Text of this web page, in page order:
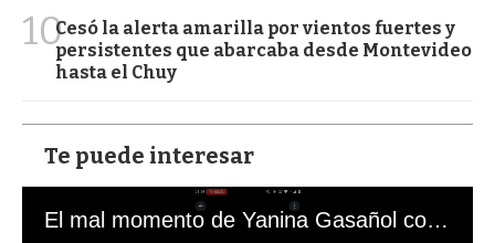
10Cesó la alerta amarilla por vientos fuertes y
persistentes que abarcaba desde Montevideo
hasta el Chuy
Te puede interesar
El mal momento de Yanina Gasañol con un hincha argentino en "Subrayado"